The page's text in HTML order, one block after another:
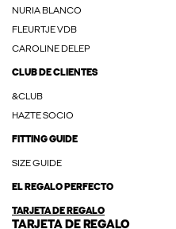
NURIA BLANCO
FLEURTJE VDB
CAROLINE DELEP
CLUB DE CLIENTES
&CLUB
HAZTE SOCIO
FITTING GUIDE
SIZE GUIDE
EL REGALO PERFECTO
TARJETA DE REGALO
TARJETA DE REGALO